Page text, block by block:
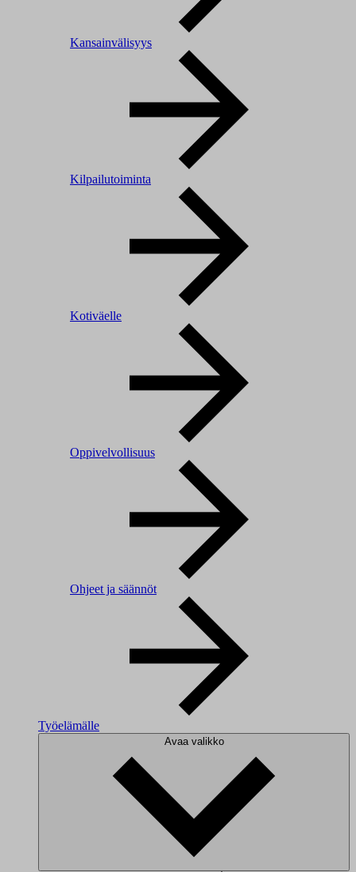
Kansainvälisyys
Kilpailutoiminta
Kotiväelle
Oppivelvollisuus
Ohjeet ja säännöt
Työelämälle
Avaa valikko